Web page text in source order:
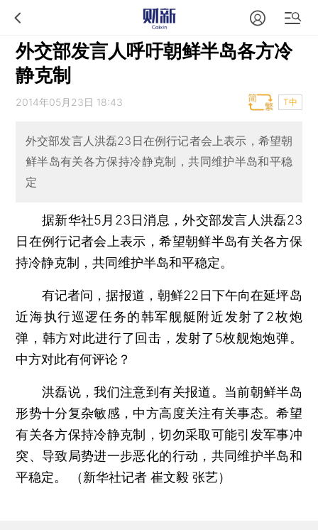
外交部发言人呼吁朝鲜半岛各方冷
静克制
2014年05月23日 18:43 T中
外交部发言人洪磊23日在例行记者会上表示，希望朝
鲜半岛有关各方保持冷静克制，共同维护半岛和平稳
定
据新华社5月23日消息，外交部发言人洪磊23
日在例行记者会上表示，希望朝鲜半岛有关各方保
持冷静克制，共同维护半岛和平稳定。
有记者问，据报道，朝鲜22日下午向在延坪岛
近海执行巡逻任务的韩军舰艇附近发射了2枚炮
弹，韩方对此进行了回击，发射了5枚舰炮炮弹。
中方对此有何评论？
洪磊说，我们注意到有关报道。当前朝鲜半岛
形势十分复杂敏感，中方高度关注有关事态。希望
有关各方保持冷静克制，切勿采取可能引发军事冲
突、导致局势进一步恶化的行动，共同维护半岛和
平稳定。 （新华社记者 崔文毅 张艺）